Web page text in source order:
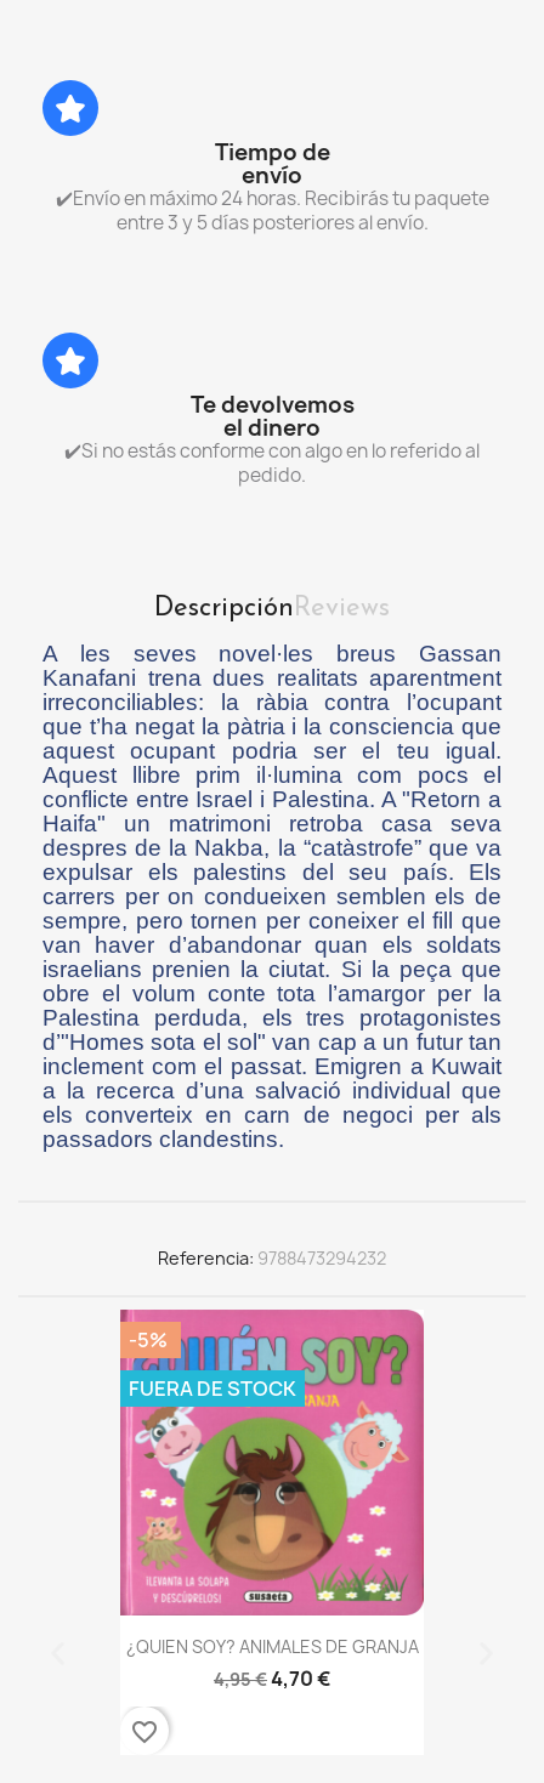
Tiempo de
envío
✔️Envío en máximo 24 horas. Recibirás tu paquete
entre 3 y 5 días posteriores al envío.
Te devolvemos
el dinero
✔️Si no estás conforme con algo en lo referido al
pedido.
DescripciónReviews
A les seves novel·les breus Gassan
Kanafani trena dues realitats aparentment
irreconciliables: la ràbia contra l’ocupant
que t’ha negat la pàtria i la consciencia que
aquest ocupant podria ser el teu igual.
Aquest llibre prim il·lumina com pocs el
conflicte entre Israel i Palestina. A "Retorn a
Haifa" un matrimoni retroba casa seva
despres de la Nakba, la “catàstrofe” que va
expulsar els palestins del seu país. Els
carrers per on condueixen semblen els de
sempre, pero tornen per coneixer el fill que
van haver d’abandonar quan els soldats
israelians prenien la ciutat. Si la peça que
obre el volum conte tota l’amargor per la
Palestina perduda, els tres protagonistes
d’"Homes sota el sol" van cap a un futur tan
inclement com el passat. Emigren a Kuwait
a la recerca d’una salvació individual que
els converteix en carn de negoci per als
passadors clandestins.
Referencia 9788473294232
¿QUIEN SOY? ANIMALES DE GRANJA
4,95 €4,70 €
-5%
FUERA DE STOCK
favorite_border